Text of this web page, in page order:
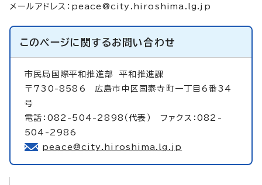
メールアドレス： peace@city.hiroshima.lg.jp
このページに関するお問い合わせ
市民局国際平和推進部平和推進課
〒730-8586 広島市中区国泰寺町一丁目6番34
号
電話：082-504-2898（代表） ファクス：082-
504-2986
peace@city.hiroshima.lg.jp